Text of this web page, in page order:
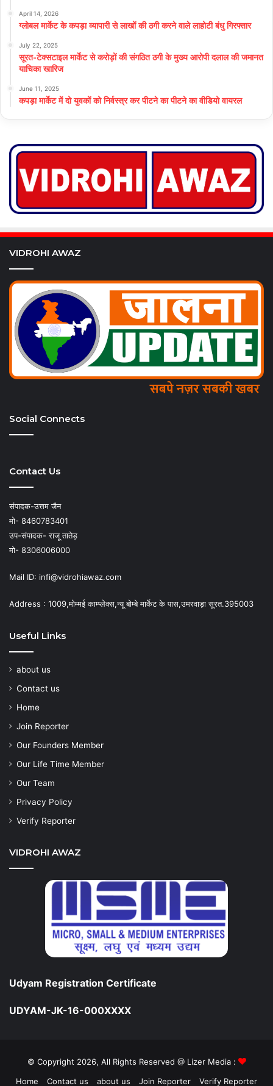
April 14, 2026
ग्लोबल मार्केट के कपड़ा व्यापारी से लाखों की ठगी करने वाले लाहोटी बंधु गिरफ्तार
July 22, 2025
सूरत-टेक्सटाइल मार्केट से करोड़ों की संगठित ठगी के मुख्य आरोपी दलाल की जमानत
याचिका खारिज
June 11, 2025
कपड़ा मार्केट में दो युवकों को निर्वस्त्र कर पीटने का पीटने का वीडियो वायरल
VIDROHI AWAZ
Social Connects
Contact Us
संपादक-उत्तम जैन
मो- 8460783401
उप-संपादक- राजू तातेड़
मो- 8306006000
Mail ID: infi@vidrohiawaz.com
Address : 1009,मोम्मई काम्प्लेक्स,न्यू बोम्बे मार्केट के पास,उमरवाड़ा सूरत.395003
Useful Links
about us
Contact us
Home
Join Reporter
Our Founders Member
Our Life Time Member
Our Team
Privacy Policy
Verify Reporter
VIDROHI AWAZ
Udyam Registration Certificate
UDYAM-JK-16-000XXXX
© Copyright 2026, All Rights Reserved @ Lizer Media :
Home
Contact us about us Join Reporter Verify Reporter